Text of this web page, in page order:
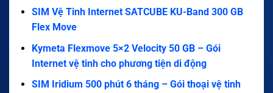
SIM Vệ Tinh Internet SATCUBE KU-Band 300 GB
Flex Move
Kymeta Flexmove 5×2 Velocity 50 GB – Gói
Internet vệ tinh cho phương tiện di động
SIM Iridium 500 phút 6 tháng – Gói thoại vệ tinh